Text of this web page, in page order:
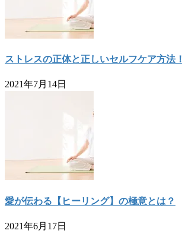
ストレスの正体と正しいセルフケア方法！
2021年7月14日
愛が伝わる【ヒーリング】の極意とは？
2021年6月17日